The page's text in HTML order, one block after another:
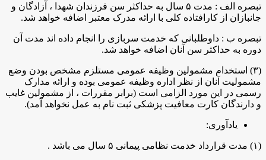
تبصره الف : مدت ۵ سال به حداکثر سن فرزندان شهدا ، آزادگان و
جانبازان از کارافتاده کلی با ارائه مدرک معتبر اضافه خواهد شد.
تبصره ب : داوطلبانی که خدمت سربازی را انجام داده اند مدت آن
دوره به حداکثر سن آنان اضافه خواهد شد.
(۳) استخدام مشمولین وظیفه عمومی مستلزم مشخص بودن وضع
مشمولیت آنان از نظر اداره وظیفه عمومی بوده و ارائه‌ مدارک
رسمی در این مورد الزامی است (برابر مقررات ، از مشمولین غایب
و دارندگان کارت معافیت پزشکی ثبت نام به عمل نخواهد آمد).
یادآوری:
(۱) مدت قرارداد خدمت نظامی پیمانی ۵ سال می باشد .